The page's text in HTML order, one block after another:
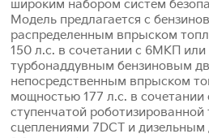
широким набором систем
Модель предлагается с
распределенным впрыском
150 л.с. в сочетании с 6МКП
турбонаддувным бензиновым
непосредственным впрыском
мощностью 177 л.с. в
ступенчатой
сцеплениями 7DCT и